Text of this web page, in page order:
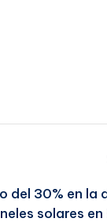
del 30% en la
solares